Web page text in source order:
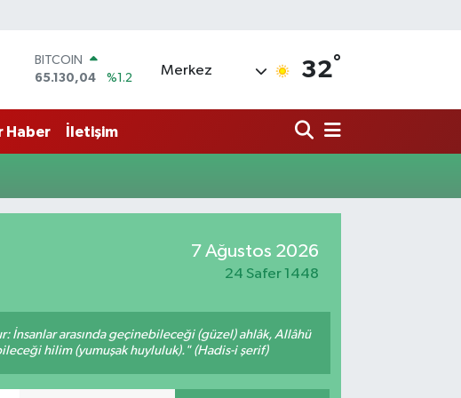
BITCOIN
65.130,04
%1.2
47,7106
%0.17
EURO
GRAM ALTIN
Merkez 32°
Haber İletişim
7 Ağustos 2026
24 Safer 1448
İnsanlar arasında geçinebileceği (güzel) ahlâk, Allâhü
hilim (yumuşak huyluluk)." (Hadis-i şerif)